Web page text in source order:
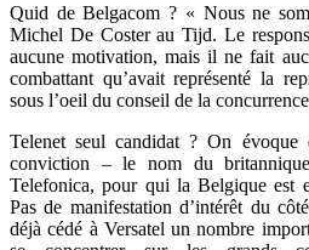
Quid de Belgacom ? « Nous ne
Michel De Coster au Tijd. Le
aucune motivation, mais il ne fait
combattant qu’avait représenté la
sous l’oeil du conseil de la
Telenet seul candidat ? On évoque
conviction – le nom du
Telefonica, pour qui la Belgique est
Pas de manifestation d’intérêt du
déjà cédé à Versatel un nombre